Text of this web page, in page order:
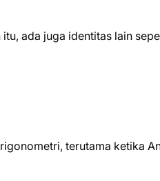
ada juga identitas lain
terutama ketika